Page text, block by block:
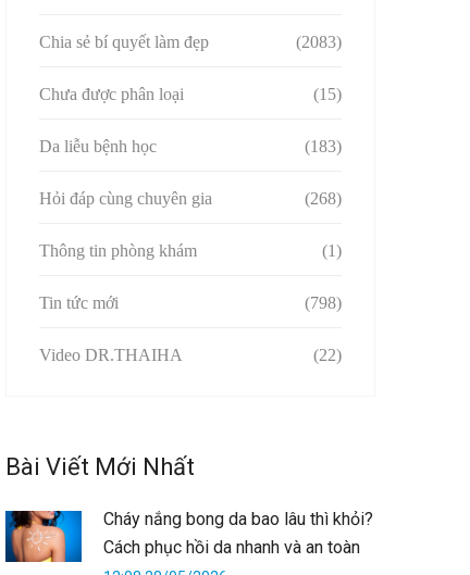
Chia sẻ bí quyết làm đẹp (2083)
Chưa được phân loại (15)
Da liễu bệnh học (183)
Hỏi đáp cùng chuyên gia (268)
Thông tin phòng khám (1)
Tin tức mới (798)
Video DR.THAIHA (22)
Bài Viết Mới Nhất
Cháy nắng bong da bao lâu thì khỏi?
Cách phục hồi da nhanh và an toàn